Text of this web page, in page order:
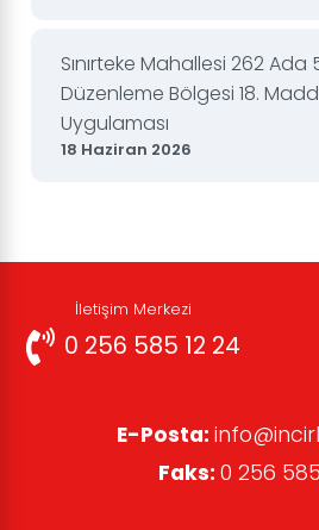
Sınırteke Mahallesi 262 Ada
Düzenleme Bölgesi 18.
Uygulaması
18 Haziran 2026
İletişim Merkezi
0 256 585 12 24
E-Posta:
Faks: 0 256